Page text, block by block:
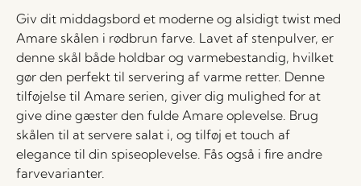
Giv dit middagsbord et moderne og alsidigt twist med
Amare skålen i rødbrun farve. Lavet af stenpulver, er
denne skål både holdbar og varmebestandig, hvilket
gør den perfekt til servering af varme retter. Denne
tilføjelse til Amare serien, giver dig mulighed for at
give dine gæster den fulde Amare oplevelse. Brug
skålen til at servere salat i, og tilføj et touch af
elegance til din spiseoplevelse. Fås også i fire andre
farvevarianter.